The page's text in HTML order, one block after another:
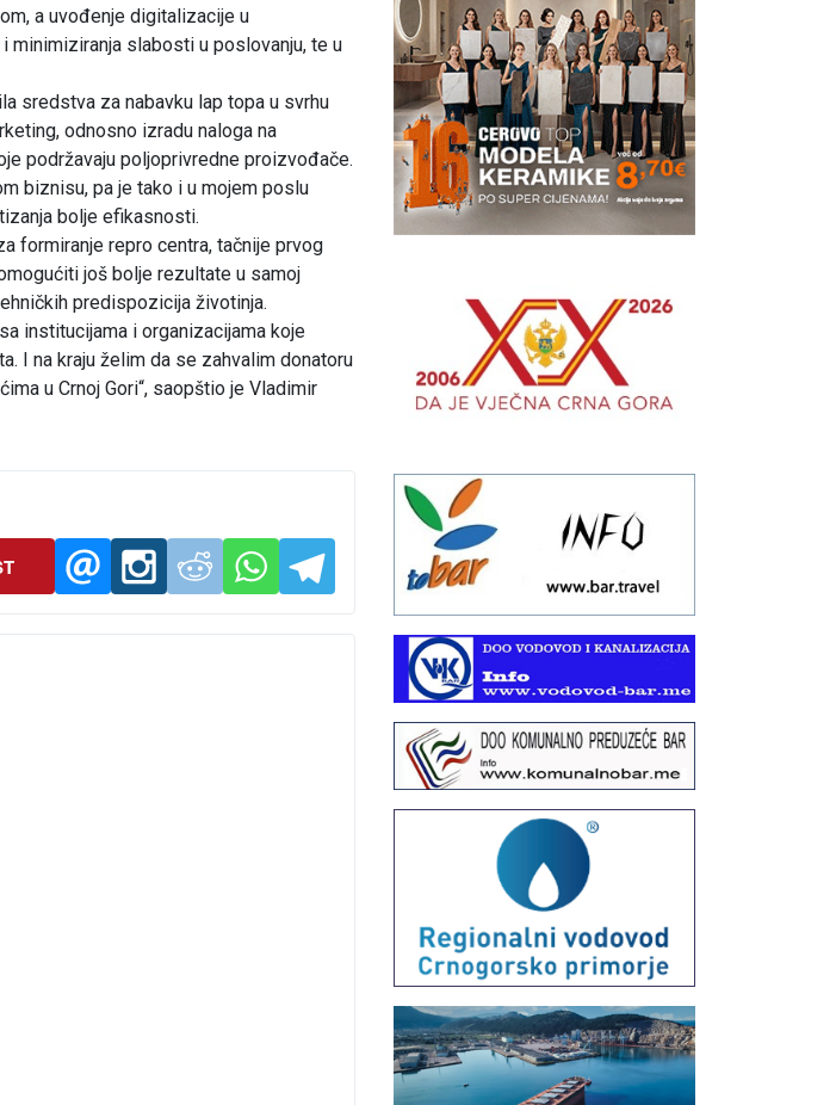
a uvođenje digitalizacije u
minimiziranja slabosti u poslovanju, te u
sredstva za nabavku lap topa u svrhu
odnosno izradu naloga na
podržavaju poljoprivredne proizvođače.
biznisu, pa je tako i u mojem poslu
bolje efikasnosti.
formiranje repro centra, tačnije prvog
još bolje rezultate u samoj
predispozicija životinja.
institucijama i organizacijama koje
I na kraju želim da se zahvalim donatoru
u Crnoj Gori“, saopštio je Vladimir